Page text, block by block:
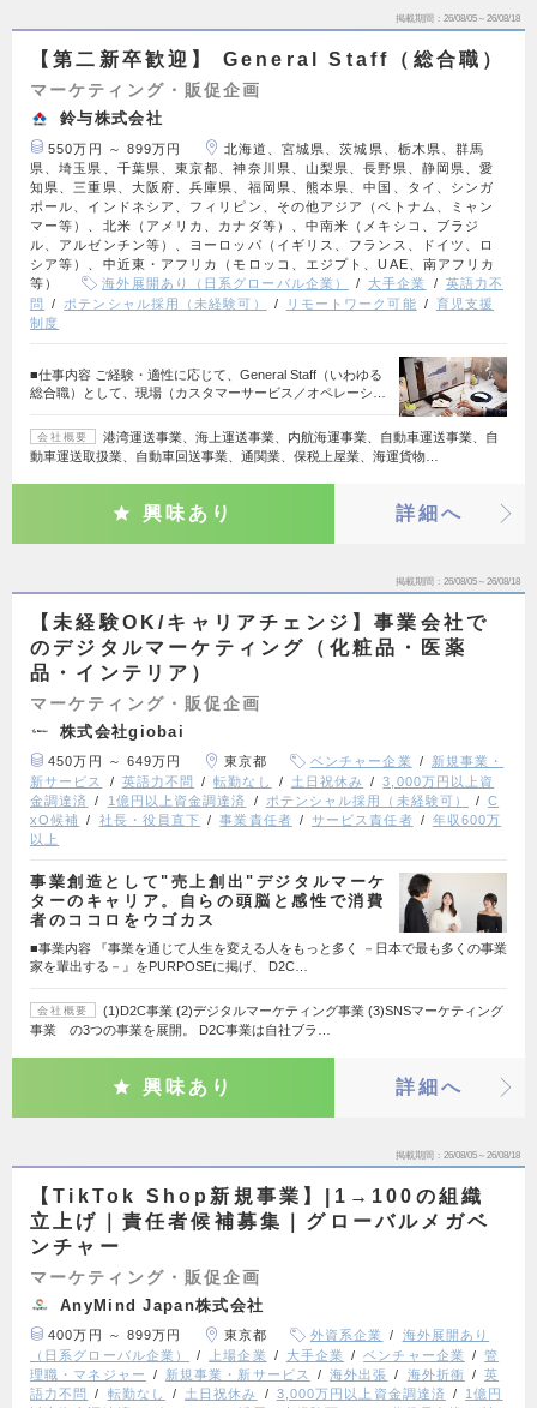
掲載期間 26/08/05～26/08/18
【第二新卒歓迎】 General Staff（総合職）
マーケティング・販促企画
鈴与株式会社
550万円 ～ 899万円
北海道、宮城県、茨城県、栃木県、群馬
県、埼玉県、千葉県、東京都、神奈川県、山梨県、長野県、静岡県、愛
知県、三重県、大阪府、兵庫県、福岡県、熊本県、中国、タイ、シンガ
ポール、インドネシア、フィリピン、その他アジア（ベトナム、ミャン
マー等）、北米（アメリカ、カナダ等）、中南米（メキシコ、ブラジ
ル、アルゼンチン等）、ヨーロッパ（イギリス、フランス、ドイツ、ロ
シア等）、中近東・アフリカ（モロッコ、エジプト、UAE、南アフリカ
等）
海外展開あり（日系グローバル企業） 大手企業
英語力不
問
ポテンシャル採用（未経験可） リモートワーク可能
育児支援
制度
■仕事内容 ご経験・適性に応じて、General Staff（いわゆる
総合職）として、現場（カスタマーサービス／オペレーシ…
会社概要
港湾運送事業、海上運送事業、内航海運事業、自動車運送事業、自
動車運送取扱業、自動車回送事業、通関業、保税上屋業、海運貨物…
興味あり 詳細へ
掲載期間 26/08/05～26/08/18
【未経験OK/キャリアチェンジ】事業会社で
のデジタルマーケティング（化粧品・医薬
品・インテリア）
マーケティング・販促企画
株式会社giobai
450万円 ～ 649万円 東京都 ベンチャー企業
新規事業・
新サービス
英語力不問 転勤なし 土日祝休み
3,000万円以上資
金調達済
1億円以上資金調達済 ポテンシャル採用（未経験可）
C
xO候補
社長・役員直下 事業責任者 サービス責任者
年収600万
以上
事業創造として"売上創出"デジタルマーケ
ターのキャリア。自らの頭脳と感性で消費
者のココロをウゴカス
■事業内容 『事業を通じて人生を変える人をもっと多く －日本で最も多くの事業
家を輩出する－』をPURPOSEに掲げ、 D2C…
会社概要
(1)D2C事業 (2)デジタルマーケティング事業 (3)SNSマーケティング
事業 の3つの事業を展開。 D2C事業は自社ブラ…
興味あり 詳細へ
掲載期間 26/08/05～26/08/18
【TikTok Shop新規事業】|1→100の組織
立上げ｜責任者候補募集｜グローバルメガベ
ンチャー
マーケティング・販促企画
AnyMind Japan株式会社
400万円 ～ 899万円 東京都 外資系企業
海外展開あり
（日系グローバル企業）
上場企業 大手企業 ベンチャー企業
管
理職・マネジャー
新規事業・新サービス 海外出張 海外折衝
英
語力不問
転勤なし 土日祝休み 3,000万円以上資金調達済
1億円